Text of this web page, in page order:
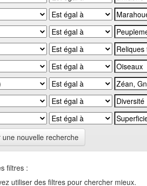
une nouvelle recherche
filtres :
utiliser des filtres pour chercher mieux.